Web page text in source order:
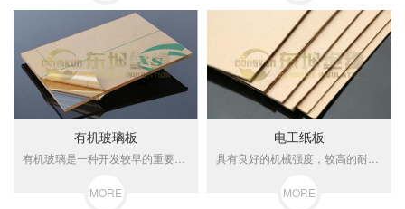
有机玻璃板
MORE
电工纸板
MORE